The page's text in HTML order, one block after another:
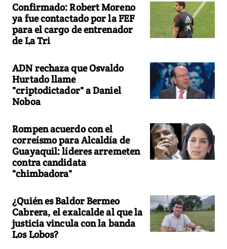
Confirmado: Robert Moreno
ya fue contactado por la FEF
para el cargo de entrenador
de La Tri
ADN rechaza que Osvaldo
Hurtado llame
"criptodictador" a Daniel
Noboa
Rompen acuerdo con el
correísmo para Alcaldía de
Guayaquil: líderes arremeten
contra candidata
"chimbadora"
¿Quién es Baldor Bermeo
Cabrera, el exalcalde al que la
justicia vincula con la banda
Los Lobos?